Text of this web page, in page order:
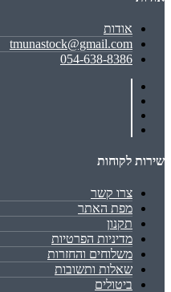
אודות
tmunastock@gmail.com
054-638-8386
שירות לקוחות
צרו קשר
מפת האתר
תקנון
מדיניות הפרטיות
משלוחים והחזרות
שאלות ותשובות
ביטולים